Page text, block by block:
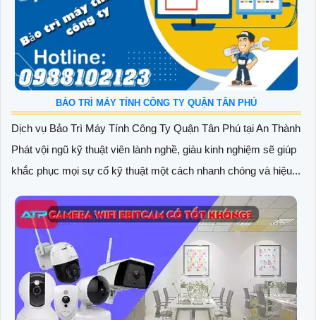
BẢO TRÌ MÁY TÍNH CÔNG TY QUẬN TÂN PHÚ
Dịch vụ Bảo Trì Máy Tính Công Ty Quận Tân Phú tại An Thành
Phát vội ngũ kỹ thuật viên lành nghề, giàu kinh nghiệm sẽ giúp
khắc phục mọi sự cố kỹ thuật một cách nhanh chóng và hiệu...